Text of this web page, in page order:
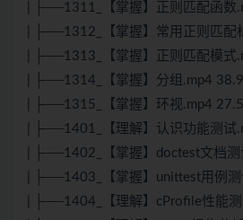
| ├──1311_【掌握】正则匹配函数
| ├──1312_【掌握】常用正则匹配
| ├──1313_【掌握】正则匹配模式
| ├──1314_【掌握】分组.mp4
| ├──1315_【掌握】环视.mp4
| ├──1401_【理解】认识功能测试
| ├──1402_【掌握】doctest文档
| ├──1403_【掌握】unittest用例
| ├──1404_【理解】cProfile性能